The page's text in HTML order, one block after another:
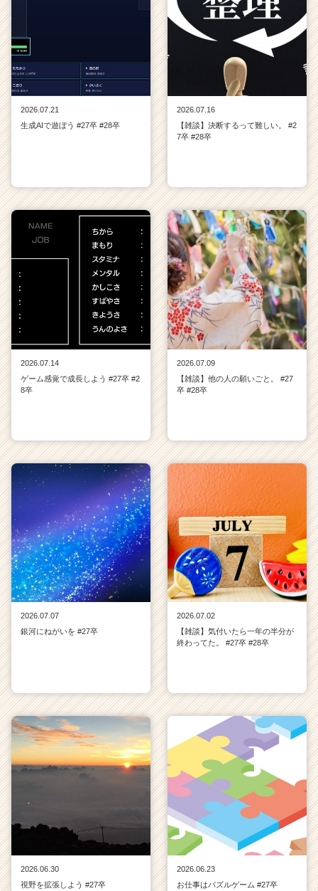
2026.07.21
生成AIで遊ぼう #27卒 #28卒
2026.07.16
【雑談】決断するって難しい。 #2
7卒 #28卒
2026.07.14
ゲーム感覚で成長しよう #27卒 #2
8卒
2026.07.09
【雑談】他の人の願いごと。 #27
卒 #28卒
2026.07.07
銀河にねがいを #27卒
2026.07.02
【雑談】気付いたら一年の半分が
終わってた。 #27卒 #28卒
2026.06.30
視野を拡張しよう #27卒
2026.06.23
お仕事はパズルゲーム #27卒